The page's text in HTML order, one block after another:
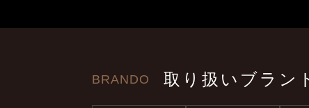
は息を
す👍 室
ます！
BRANDO 取り扱いブラン